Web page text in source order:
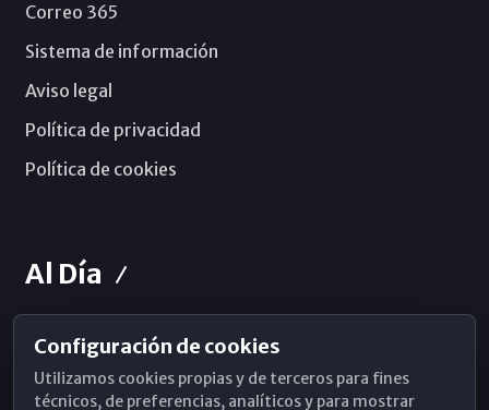
Correo 365
Sistema de información
Aviso legal
Política de privacidad
Política de cookies
Al Día
Horarios de Misa
Hemeroteca
Configuración de cookies
Utilizamos cookies propias y de terceros para fines
técnicos, de preferencias, analíticos y para mostrar